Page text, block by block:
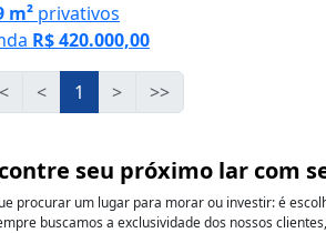
m² privativos
R$ 420.000,00
< 1 > >>
seu próximo lar com
procurar um lugar para morar ou investir: é
buscamos a exclusividade dos nossos